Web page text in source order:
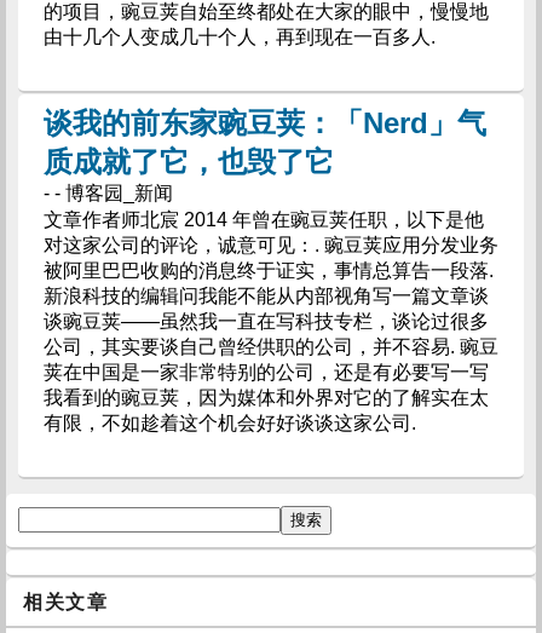
的项目，豌豆荚自始至终都处在大家的眼中，慢慢地
由十几个人变成几十个人，再到现在一百多人.
谈我的前东家豌豆荚：「Nerd」气
质成就了它，也毁了它
- - 博客园_新闻
文章作者师北宸 2014 年曾在豌豆荚任职，以下是他
对这家公司的评论，诚意可见：. 豌豆荚应用分发业务
被阿里巴巴收购的消息终于证实，事情总算告一段落.
新浪科技的编辑问我能不能从内部视角写一篇文章谈
谈豌豆荚——虽然我一直在写科技专栏，谈论过很多
公司，其实要谈自己曾经供职的公司，并不容易. 豌豆
荚在中国是一家非常特别的公司，还是有必要写一写
我看到的豌豆荚，因为媒体和外界对它的了解实在太
有限，不如趁着这个机会好好谈谈这家公司.
相关文章